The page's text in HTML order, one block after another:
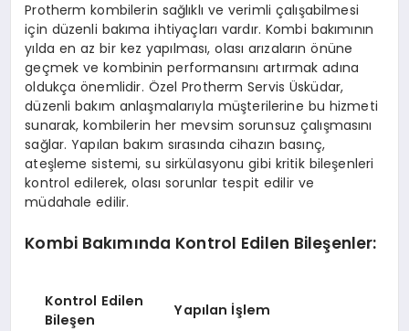
Protherm kombilerin sağlıklı ve verimli çalışabilmesi
için düzenli bakıma ihtiyaçları vardır. Kombi bakımının
yılda en az bir kez yapılması, olası arızaların önüne
geçmek ve kombinin performansını artırmak adına
oldukça önemlidir. Özel Protherm Servis Üsküdar,
düzenli bakım anlaşmalarıyla müşterilerine bu hizmeti
sunarak, kombilerin her mevsim sorunsuz çalışmasını
sağlar. Yapılan bakım sırasında cihazın basınç,
ateşleme sistemi, su sirkülasyonu gibi kritik bileşenleri
kontrol edilerek, olası sorunlar tespit edilir ve
müdahale edilir.
Kombi Bakımında Kontrol Edilen Bileşenler:
Kontrol Edilen
Bileşen
Yapılan İşlem